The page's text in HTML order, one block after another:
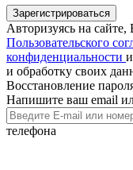
Зарегистрироваться
Авторизуясь на
Пользовательского
конфиденциальности
и обработку своих
Восстановление
Напишите ваш email
телефона